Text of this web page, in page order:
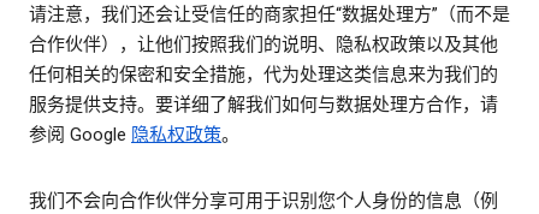
请注意，我们还会让受信任的商家担任“数据处理方”（而不是
合作伙伴），让他们按照我们的说明、隐私权政策以及其他
任何相关的保密和安全措施，代为处理这类信息来为我们的
服务提供支持。要详细了解我们如何与数据处理方合作，请
参阅 Google 隐私权政策。
我们不会向合作伙伴分享可用于识别您个人身份的信息（例